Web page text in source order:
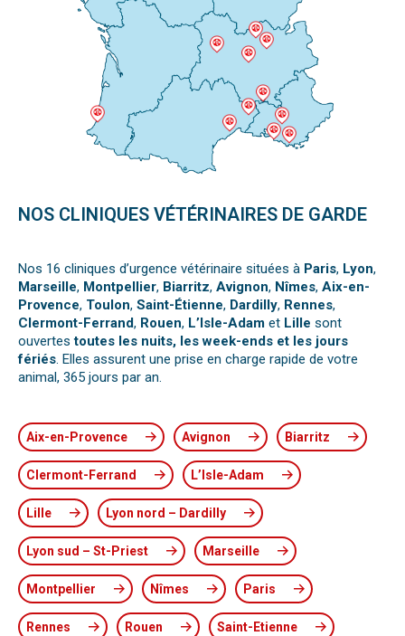
NOS CLINIQUES VÉTÉRINAIRES DE GARDE
Nos 16 cliniques d’urgence vétérinaire situées à Paris, Lyon,
Marseille, Montpellier, Biarritz, Avignon, Nîmes, Aix-en-
Provence, Toulon, Saint-Étienne, Dardilly, Rennes,
Clermont-Ferrand, Rouen, L’Isle-Adam et Lille sont
ouvertestoutes les nuits, les week-ends et les jours
fériés. Elles assurent une prise en charge rapide de votre
animal, 365 jours par an.
Aix-en-Provence Avignon Biarritz
Clermont-Ferrand L’Isle-Adam
Lille Lyon nord – Dardilly
Lyon sud – St-Priest Marseille
Montpellier Nîmes Paris
Rennes Rouen Saint-Etienne